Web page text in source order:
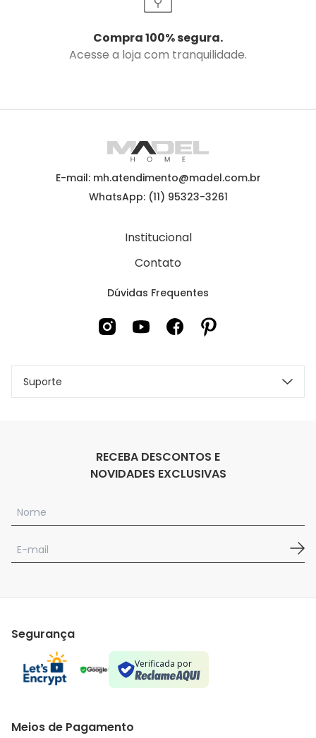
Compra 100% segura.
Acesse a loja com tranquilidade.
E-mail: mh.atendimento@madel.com.br
WhatsApp: (11) 95323-3261
Institucional
Contato
Dúvidas Frequentes
Suporte
RECEBA DESCONTOS E
NOVIDADES EXCLUSIVAS
Segurança
Verificada por
Meios de Pagamento